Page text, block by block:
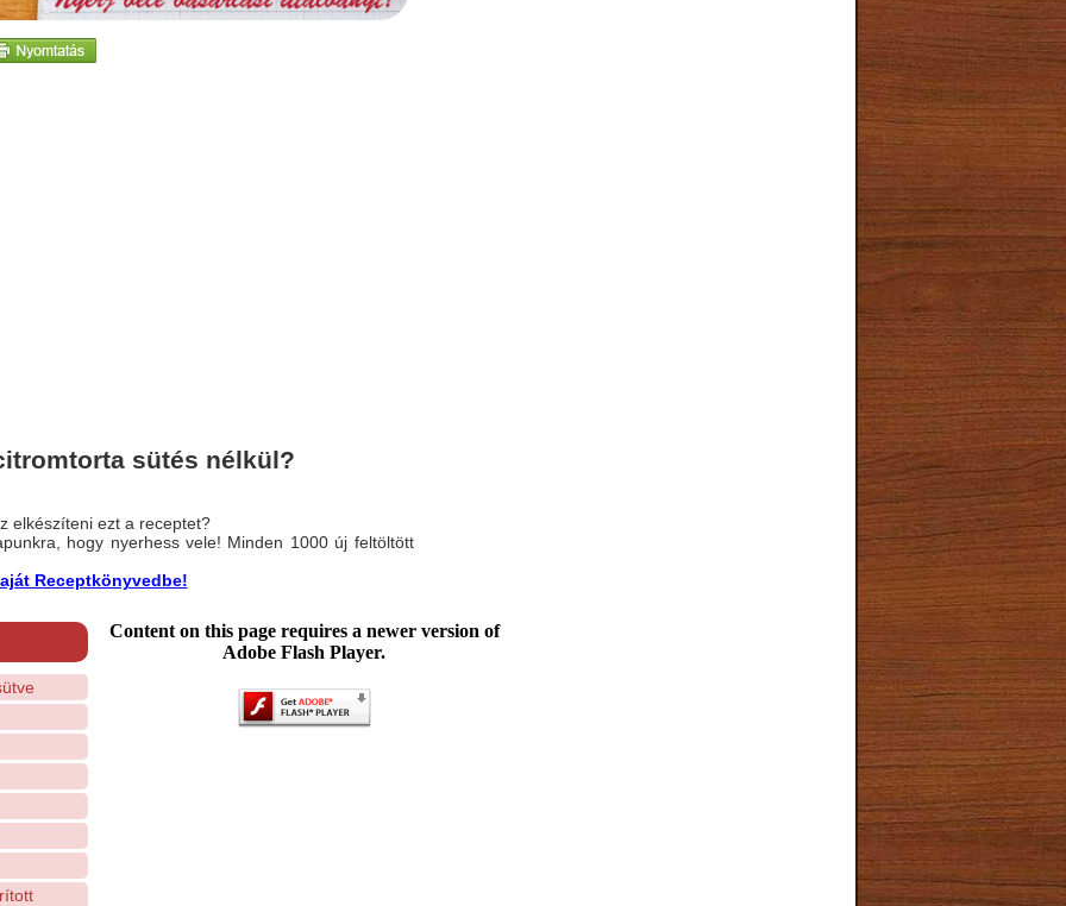
sütés nélkül?
elkészíteni ezt a receptet?
hogy nyerhess vele! Minden 1000 új feltöltött
Receptkönyvedbe!
Content on this page requires a newer version of
Adobe Flash Player.